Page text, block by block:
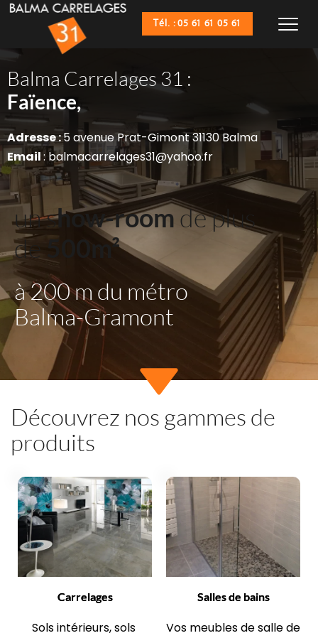
Tél. : 05 61 61 05 61
Balma Carrelages 31 :
Faïence,
Sanitaires,
Adresse : 5 avenue Prat-Gimont 31130 Balma
Email : balmacarrelages31@yahoo.fr
un show-room de plus
de 500m²
à 200 m du métro
Balma-Gramont
Découvrez nos gammes de
produits
Carrelages
Sols intérieurs, sols
Salles de bains
Vos meubles de salle de